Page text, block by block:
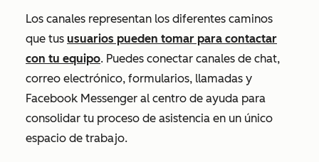
Los canales representan los diferentes caminos
que tus usuarios pueden tomar para contactar
con tu equipo. Puedes conectar canales de chat,
correo electrónico, formularios, llamadas y
Facebook Messenger al centro de ayuda para
consolidar tu proceso de asistencia en un único
espacio de trabajo.